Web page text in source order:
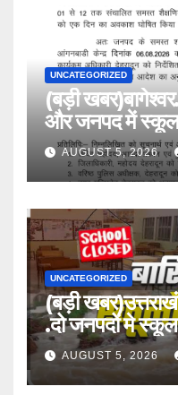
UNCATEGORIZED
(बड़ी
और जनपद में
AUGUST 5, 2026
UNCATEGORIZED
(बड़ी
.दो जनपदों मे
बंद।AUGUST 5, 2026